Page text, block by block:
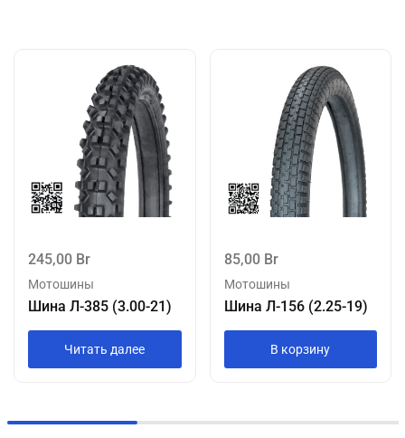
245,00 Br
Мотошины
Шина Л-385 (3.00-21)
Читать далее
85,00 Br
Мотошины
Шина Л-156 (2.25-19)
В корзину